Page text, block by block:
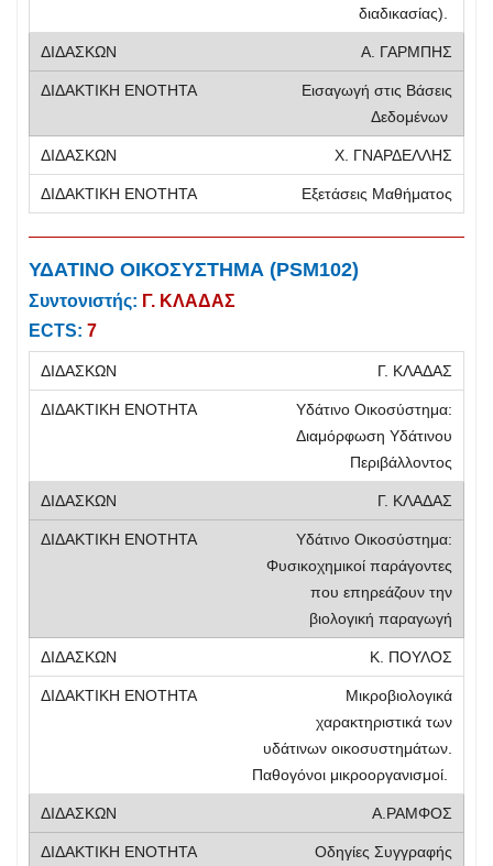
διαδικασίας).
Α. ΓΑΡΜΠΗΣ
Εισαγωγή στις Βάσεις
Δεδομένων
Χ. ΓΝΑΡΔΕΛΛΗΣ
Εξετάσεις Μαθήματος
ΥΔΑΤΙΝΟ ΟΙΚΟΣΥΣΤΗΜΑ (PSM102)
Συντονιστής: Γ. ΚΛΑΔΑΣ
ECTS: 7
Γ. ΚΛΑΔΑΣ
Υδάτινο Οικοσύστημα:
Διαμόρφωση Υδάτινου
Περιβάλλοντος
Γ. ΚΛΑΔΑΣ
Υδάτινο Οικοσύστημα:
Φυσικοχημικοί παράγοντες
που επηρεάζουν την
βιολογική παραγωγή
Κ. ΠΟΥΛΟΣ
Μικροβιολογικά
χαρακτηριστικά των
υδάτινων οικοσυστημάτων.
Παθογόνοι μικροοργανισμοί.
Α.ΡΑΜΦΟΣ
Οδηγίες Συγγραφής